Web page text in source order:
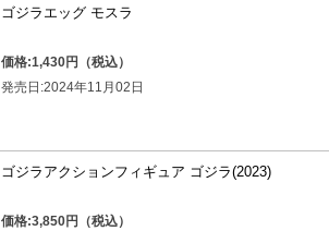
ゴジラエッグ モスラ
価格:1,430円（税込）
発売日:2024年11月02日
ゴジラアクションフィギュア ゴジラ(2023)
価格:3,850円（税込）